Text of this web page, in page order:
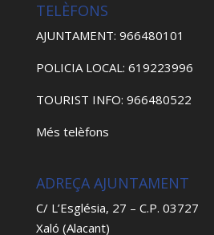
TELÈFONS
AJUNTAMENT: 966480101
POLICIA LOCAL: 619223996
TOURIST INFO: 966480522
Més telèfons
ADREÇA AJUNTAMENT
C/ L’Església, 27 – C.P. 03727
Xaló (Alacant)